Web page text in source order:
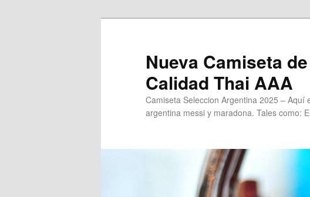
Nueva Camiseta
Calidad Thai AAA
Camiseta Seleccion Argentina 2025 –
argentina messi y maradona. Tales como: